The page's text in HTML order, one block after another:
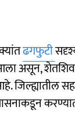
ढगफुटी
असून,
जिल्ह्यातील